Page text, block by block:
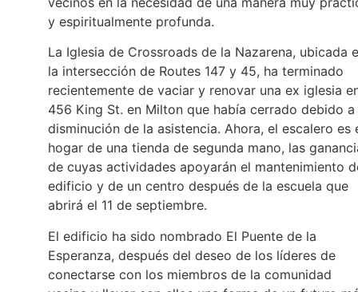
y espiritualmente profunda.
La Iglesia de Crossroads de la Nazarena, ubicada
la intersección de Routes 147 y 45, ha terminado
recientemente de vaciar y renovar una ex iglesia
456 King St. en Milton que había cerrado debido a
disminución de la asistencia. Ahora, el escalero es
hogar de una tienda de segunda mano, las
de cuyas actividades apoyarán el mantenimiento
edificio y de un centro después de la escuela que
abrirá el 11 de septiembre.
El edificio ha sido nombrado El Puente de la
Esperanza, después del deseo de los líderes de
conectarse con los miembros de la comunidad